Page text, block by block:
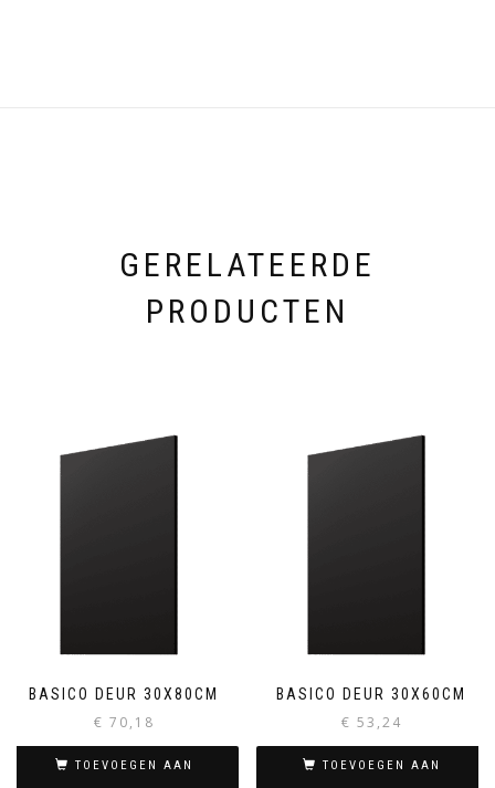
GERELATEERDE
PRODUCTEN
BASICO DEUR 30X80CM
€ 70,18
TOEVOEGEN AAN
BASICO DEUR 30X60CM
€ 53,24
TOEVOEGEN AAN